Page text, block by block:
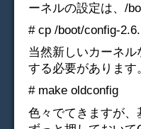
ーネルの設定は、/
# cp /boot/config-
当然新しいカーネ
する必要があります
# make oldconfig
色々でてきますが